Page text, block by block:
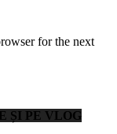
for the next
ȘI PE VLOG